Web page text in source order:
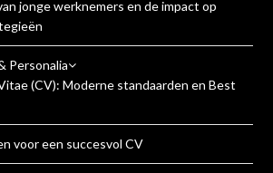
jonge werknemers en de impact op
Personalia
(CV): Moderne standaarden en Best
voor een succesvol CV